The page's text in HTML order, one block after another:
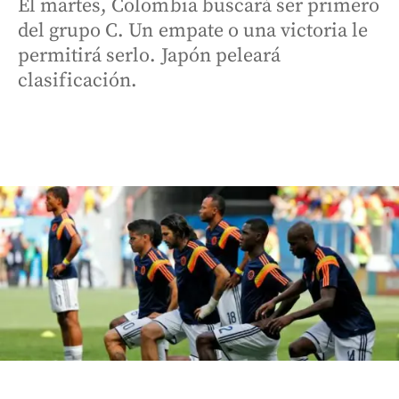
El martes, Colombia buscará ser primero
del grupo C. Un empate o una victoria le
permitirá serlo. Japón peleará
clasificación.